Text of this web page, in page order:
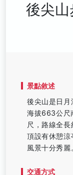
後尖山
景點敘述
後尖山是日
海拔663公尺
尺，路線全
頂設有休憩涼
風景十分秀麗
交通方式